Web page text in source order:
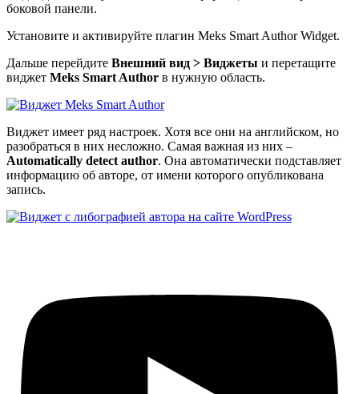
боковой панели.
Установите и активируйте плагин Meks Smart Author Widget.
Дальше перейдите Внешний вид > Виджеты и перетащите
виджет Meks Smart Author в нужную область.
Виджет имеет ряд настроек. Хотя все они на английском, но
разобраться в них несложно. Самая важная из них –
Automatically detect author. Она автоматически подставляет
информацию об авторе, от имени которого опубликована
запись.